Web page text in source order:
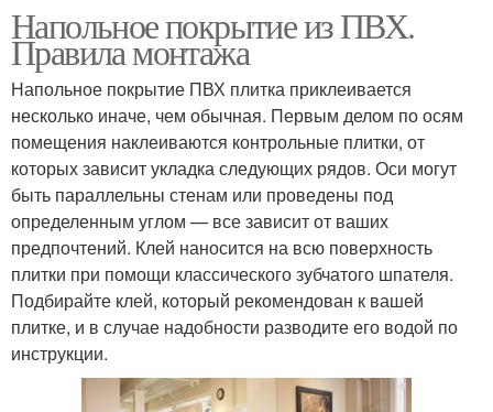
Напольное покрытие из ПВХ.
Правила монтажа
Напольное покрытие ПВХ плитка приклеивается
несколько иначе, чем обычная. Первым делом по осям
помещения наклеиваются контрольные плитки, от
которых зависит укладка следующих рядов. Оси могут
быть параллельны стенам или проведены под
определенным углом — все зависит от ваших
предпочтений. Клей наносится на всю поверхность
плитки при помощи классического зубчатого шпателя.
Подбирайте клей, который рекомендован к вашей
плитке, и в случае надобности разводите его водой по
инструкции.